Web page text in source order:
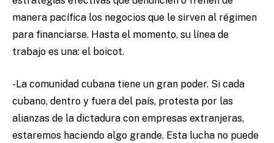
manera pacífica los negocios que le sirven al régimen
para financiarse. Hasta el momento, su línea de
trabajo es una: el boicot.
-La comunidad cubana tiene un gran poder. Si cada
cubano, dentro y fuera del país, protesta por las
alianzas de la dictadura con empresas extranjeras,
estaremos haciendo algo grande. Esta lucha no puede